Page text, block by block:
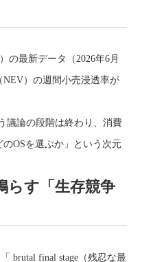
の最新データ（2026年6月
）の週間小売浸透率が
議論の段階は終わり、消費
OSを選ぶか」という次元
らす「生存競争
brutal final stage（残忍な最